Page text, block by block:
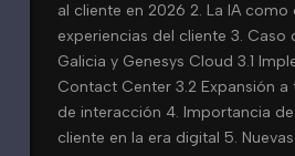
al cliente en 2026 2. La IA
experiencias del cliente 3. Caso
Galicia y Genesys Cloud 3.1
Contact Center 3.2 Expansión
de interacción 4. Importancia
cliente en la era digital 5.